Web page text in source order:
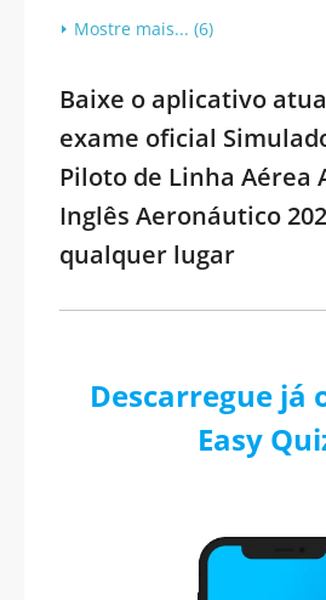
Mostre mais... (6)
Baixe o aplicativo
exame oficial
Piloto de Linha Aérea
Inglês Aeronáutico
qualquer lugar
Descarregue já
Easy